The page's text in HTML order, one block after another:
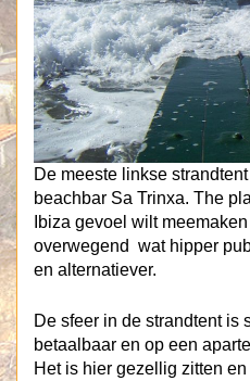
De meeste linkse
beachbar Sa Trinxa. The
Ibiza gevoel wilt
overwegend wat hipper
en alternatiever.
De sfeer in de strandtent is
betaalbaar en op een
Het is hier gezellig zitten